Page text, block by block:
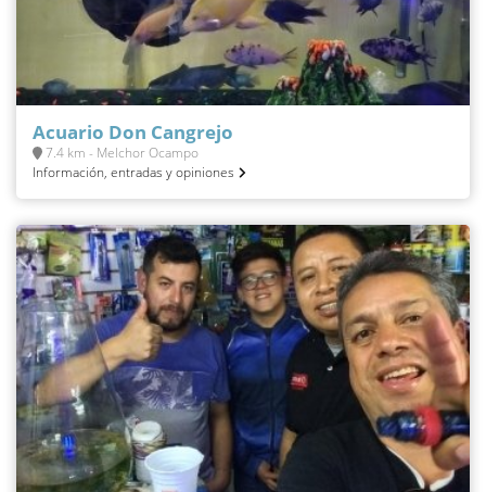
Acuario Don Cangrejo
7.4 km - Melchor Ocampo
Información, entradas y opiniones